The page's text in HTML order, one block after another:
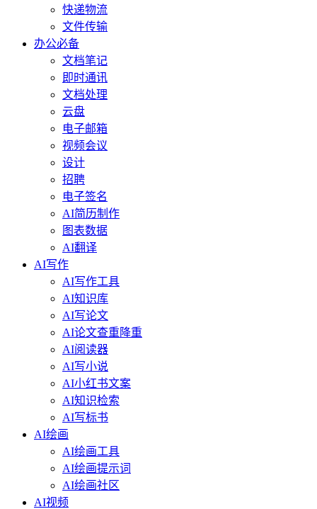
快递物流
文件传输
办公必备
文档笔记
即时通讯
文档处理
云盘
电子邮箱
视频会议
设计
招聘
电子签名
AI简历制作
图表数据
AI翻译
AI写作
AI写作工具
AI知识库
AI写论文
AI论文查重降重
AI阅读器
AI写小说
AI小红书文案
AI知识检索
AI写标书
AI绘画
AI绘画工具
AI绘画提示词
AI绘画社区
AI视频